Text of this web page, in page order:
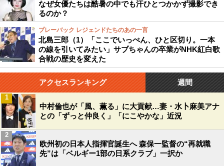
なぜ女優たちは酷暑の中でも汗ひとつかかず撮影でき
るのか？
プレーバック レジェンドたちのあの一言
北島三郎（1）「ここでいっぺん、ひと区切り。一本
の線を引いてみたい」サブちゃんの卒業がNHK紅白歌
合戦の歴史を変えた
アクセスランキング 週間
中村倫也が「風、薫る」に大貢献…妻・水卜麻美アナ
との「ずっと仲良く」「にこやかな」近況
1
欧州初の日本人指揮官誕生へ 森保一監督の“再就職
先”は「ベルギー1部の日系クラブ」一択か
2